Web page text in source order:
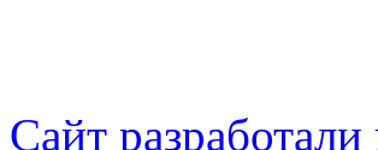
Сайт